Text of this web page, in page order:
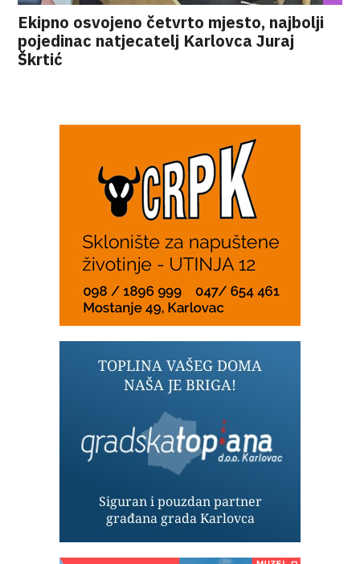
Ekipno osvojeno četvrto mjesto, najbolji
pojedinac natjecatelj Karlovca Juraj
Škrtić